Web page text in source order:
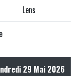
Lens
29 Mai 2026